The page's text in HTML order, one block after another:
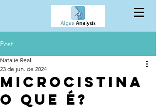
Post
Microcistina
o que é?
Natalie Reali
23 de jun. de 2024